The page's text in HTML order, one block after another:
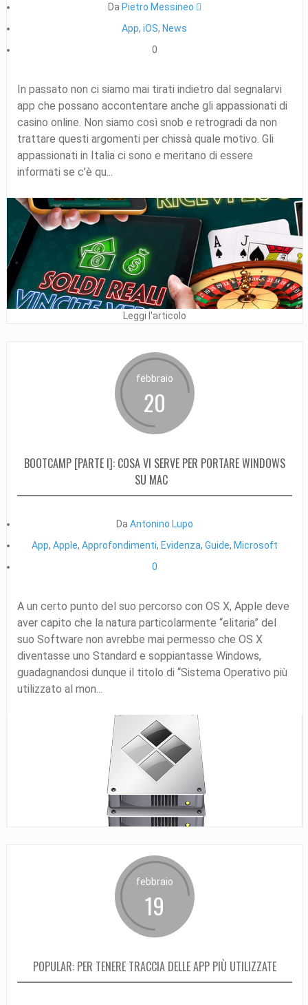
Da Pietro Messineo 
App,iOS,News
0
In passato non ci siamo mai tirati indietro dal segnalarvi
app che possano accontentare anche gli appassionati di
casino online. Non siamo così snob e retrogradi da non
trattare questi argomenti per chissà quale motivo. Gli
appassionati in Italia ci sono e meritano di essere
informati se c’è qu...
Leggi l'articolo
febbraio
20
BOOTCAMP [PARTE I]: COSA VI SERVE PER PORTARE WINDOWS
SU MAC
Da Antonino Lupo
App, Apple, Approfondimenti, Evidenza, Guide, Microsoft
0
A un certo punto del suo percorso con OS X, Apple deve
aver capito che la natura particolarmente “elitaria” del
suo Software non avrebbe mai permesso che OS X
diventasse uno Standard e soppiantasse Windows,
guadagnandosi dunque il titolo di “Sistema Operativo più
utilizzato al mon...
febbraio
19
POPULAR: PER TENERE TRACCIA DELLE APP PIÙ UTILIZZATE